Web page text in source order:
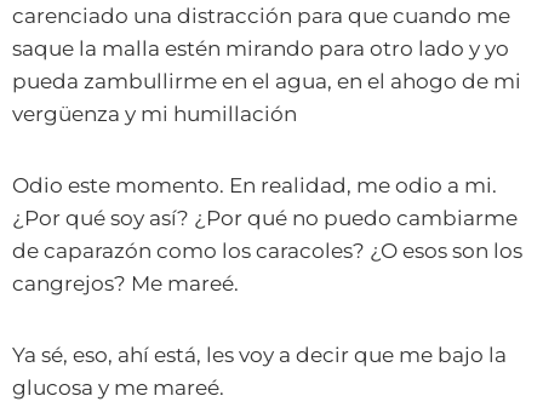
carenciado una distracción para que cuando me
saque la malla estén mirando para otro lado y yo
pueda zambullirme en el agua, en el ahogo de mi
vergüenza y mi humillación
Odio este momento. En realidad, me odio a mi.
¿Por qué soy así? ¿Por qué no puedo cambiarme
de caparazón como los caracoles? ¿O esos son los
cangrejos? Me mareé.
Ya sé, eso, ahí está, les voy a decir que me bajo la
glucosa y me mareé.